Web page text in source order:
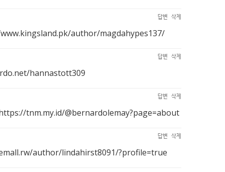
답변 삭제
author/magdahypes137/
답변 삭제
hannastott309
답변 삭제
tnm.my.id/@bernardolemay?page=about
답변 삭제
author/lindahirst8091/?profile=true